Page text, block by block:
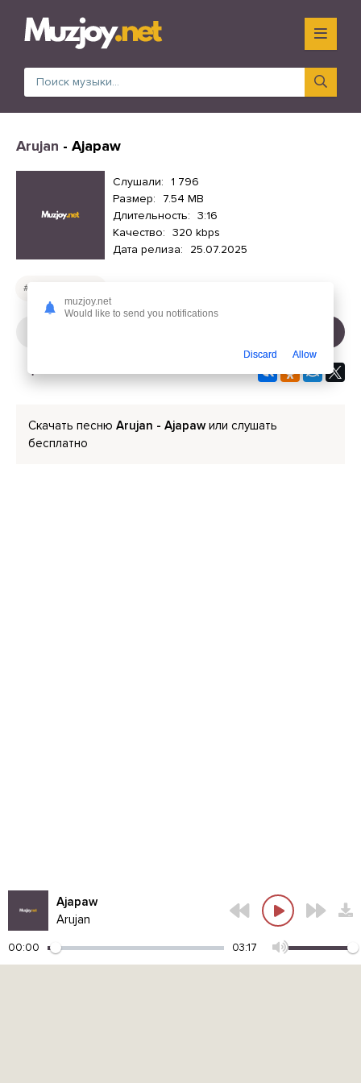
Arujan - Ajapaw
Слушали: 1 796
Размер:
7.54 MB
Длительность: 3:16
Качество: 320 kbps
Дата релиза:
25.07.2025
Скачать песню Arujan - Ajapawили слушать
бесплатно
Ajapaw
Arujan
00:00 03:17
muzjoy.net
Would like to send you notifications
Discard Allow